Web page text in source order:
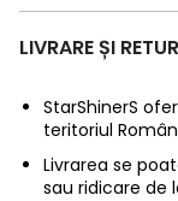
LIVRARE ȘI RETUR
StarShinerS
teritoriul
Livrarea se
sau ridicare de